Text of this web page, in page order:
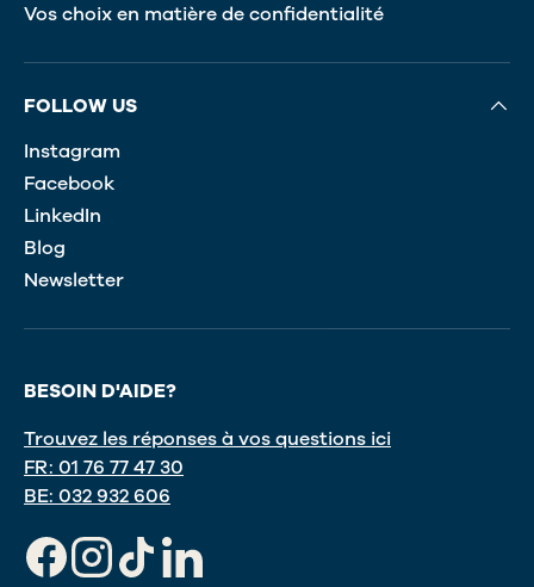
Vos choix en matière de confidentialité
FOLLOW US
Instagram
Facebook
LinkedIn
Blog
Newsletter
BESOIN D'AIDE?
Trouvez les réponses à vos questions ici
FR: 01 76 77 47 30
BE: 032 932 606
FacebookInstagram
TikTokLinkedIn